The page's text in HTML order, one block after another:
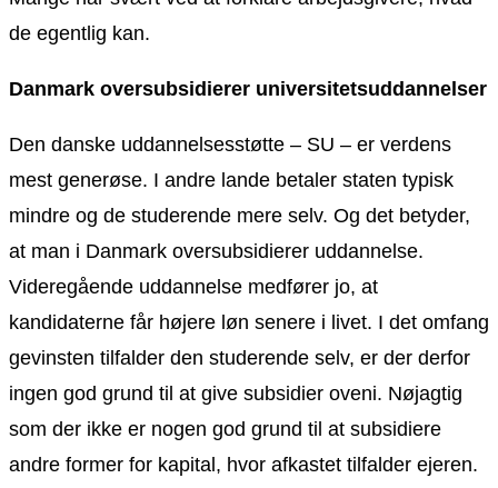
de egentlig kan.
Danmark oversubsidierer universitetsuddannelser
Den danske uddannelsesstøtte – SU – er verdens
mest generøse. I andre lande betaler staten typisk
mindre og de studerende mere selv. Og det betyder,
at man i Danmark oversubsidierer uddannelse.
Videregående uddannelse medfører jo, at
kandidaterne får højere løn senere i livet. I det omfang
gevinsten tilfalder den studerende selv, er der derfor
ingen god grund til at give subsidier oveni. Nøjagtig
som der ikke er nogen god grund til at subsidiere
andre former for kapital, hvor afkastet tilfalder ejeren.